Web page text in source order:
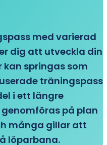
med varierad
dig att utveckla din
springas som
träningspass
i ett längre
på plan
många gillar att
löparbana.